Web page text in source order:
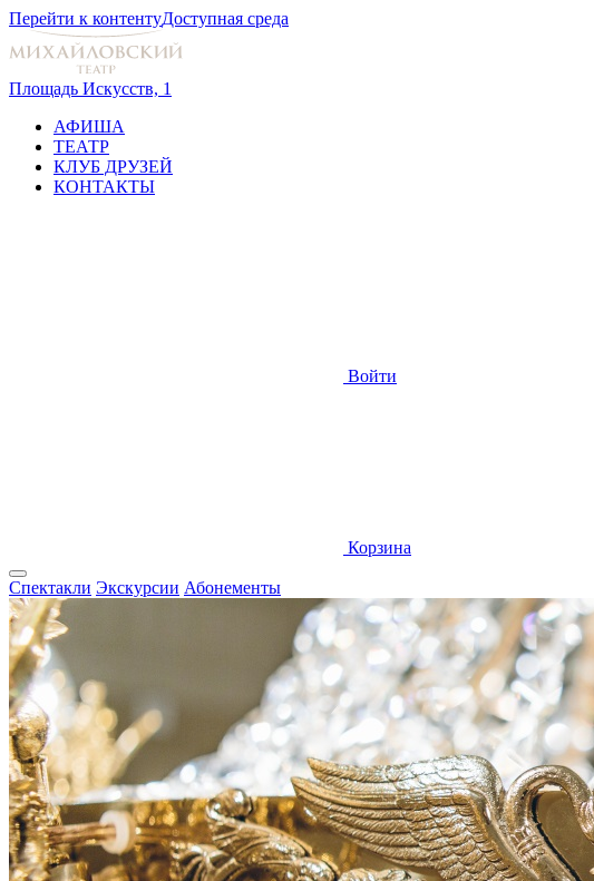
Перейти к контентуДоступная среда
Площадь Искусств, 1
АФИША
ТЕАТР
КЛУБ ДРУЗЕЙ
КОНТАКТЫ
Войти
Корзина
Спектакли Экскурсии Абонементы